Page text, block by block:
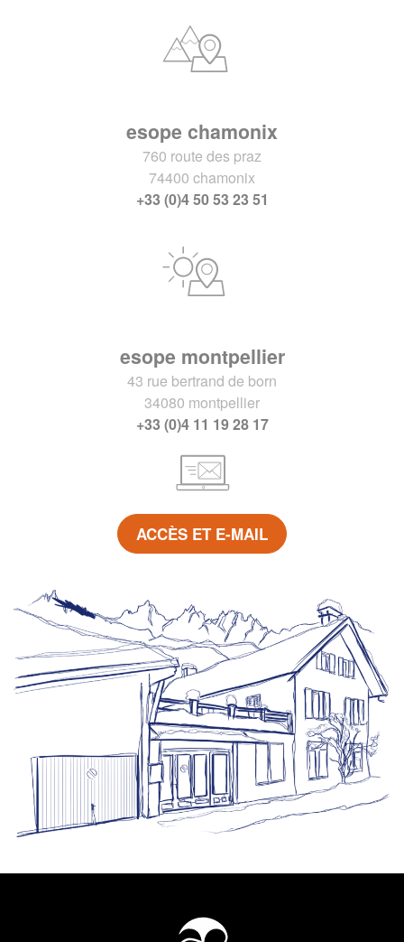
esope chamonix
760 route des praz
74400 chamonix
+33 (0)4 50 53 23 51
esope montpellier
43 rue bertrand de born
34080 montpellier
+33 (0)4 11 19 28 17
ACCÈS ET E-MAIL